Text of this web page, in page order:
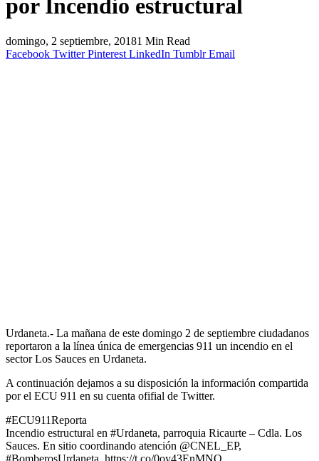
por Incendio estructural
domingo, 2 septiembre, 20181 Min Read
Facebook Twitter Pinterest LinkedIn Tumblr Email
Urdaneta.- La mañana de este domingo 2 de septiembre ciudadanos
reportaron a la línea única de emergencias 911 un incendio en el
sector Los Sauces en Urdaneta.
A continuación dejamos a su disposición la información compartida
por el ECU 911 en su cuenta ofifial de Twitter.
#ECU911Reporta
Incendio estructural en #Urdaneta, parroquia Ricaurte – Cdla. Los
Sauces. En sitio coordinando atención @CNEL_EP,
#BomberosUrdaneta. https://t.co/0oy43EnMNQ